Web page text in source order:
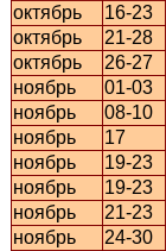
октябрь
16-23
октябрь
21-28
октябрь
26-27
ноябрь
01-03
ноябрь
08-10
ноябрь
17
ноябрь
19-23
ноябрь
19-23
ноябрь
21-23
ноябрь
24-30